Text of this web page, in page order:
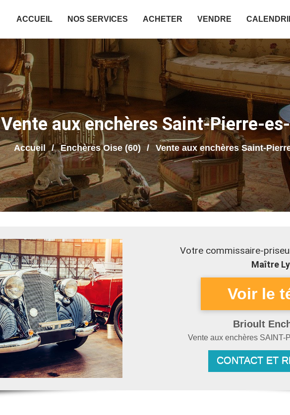
ACCUEIL NOS SERVICES ACHETER VENDRE
Vente aux enchères Saint-Pierre-
Accueil Enchères Oise (60) Vente aux enchères Saint-
Votre commissaire-
Maître
Brioult
Vente aux enchères SAINT-
CONTACT ET